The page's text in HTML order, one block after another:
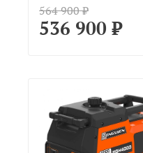
564 900 ₽
536 900 ₽